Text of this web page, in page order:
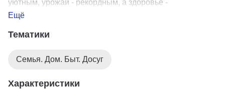
уютным, урожай - рекордным, а здоровье -
богатырским.
Ещё
Тематики
Семья. Дом. Быт. Досуг
Характеристики